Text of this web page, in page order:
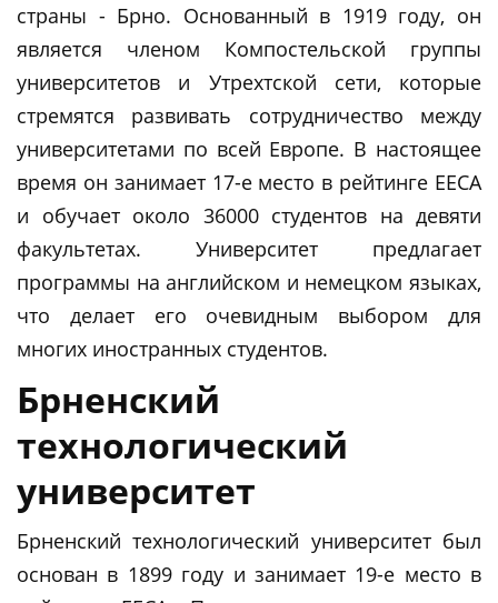
страны - Брно. Основанный в 1919 году, он
является членом Компостельской группы
университетов и Утрехтской сети, которые
стремятся развивать сотрудничество между
университетами по всей Европе. В настоящее
время он занимает 17-е место в рейтинге ЕЕСА
и обучает около 36000 студентов на девяти
факультетах. Университет предлагает
программы на английском и немецком языках,
что делает его очевидным выбором для
многих иностранных студентов.
Брненский
технологический
университет
Брненский технологический университет был
основан в 1899 году и занимает 19-е место в